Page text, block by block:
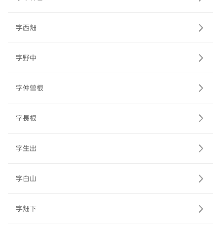
字西畑
字野中
字仲曽根
字長根
字生出
字白山
字畑下